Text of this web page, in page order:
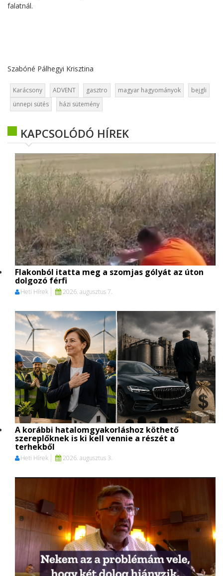
falatnál.
Szabóné Pálhegyi Krisztina
Karácsony ADVENT gasztro magyar hagyományok
bejgli
ünnepi sütés
házi sütemény
KAPCSOLÓDÓ HÍREK
Flakonból itatta meg a szomjas gólyát az úton
dolgozó férfi
Heti Hírek 2026. augusztus 7.
A korábbi hatalomgyakorláshoz köthető
szereplőknek is ki kell vennie a részét a
terhekből
Heti Hírek 2026. augusztus 3.